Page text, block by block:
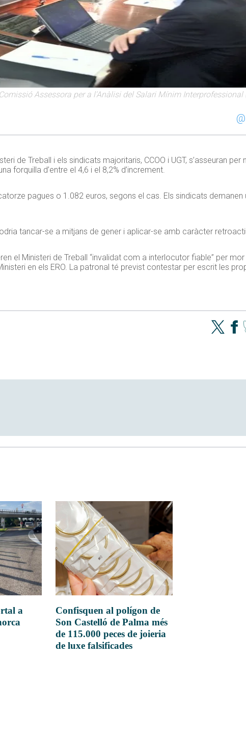
Assessora per a l'Anàlisi del Salari Mínim Interprofessional
de Treball i els sindicats majoritaris, CCOO i UGT, s’asseuran per
forquilla d’entre el 4,6 i el 8,2% d’increment.
pagues o 1.082 euros, segons el cas. Els sindicats demanen
tancar-se a mitjans de gener i aplicar-se amb caràcter
el Ministeri de Treball “invalidat com a interlocutor fiable” per mor
en els ERO. La patronal té previst contestar per escrit les
a
Confisquen al polígon de
Son Castelló de Palma més
de 115.000 peces de joieria
de luxe falsificades